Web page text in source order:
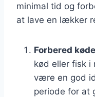
minimal tid og
at lave en lækker
Forbered
kød eller fisk i
være en god
periode for at